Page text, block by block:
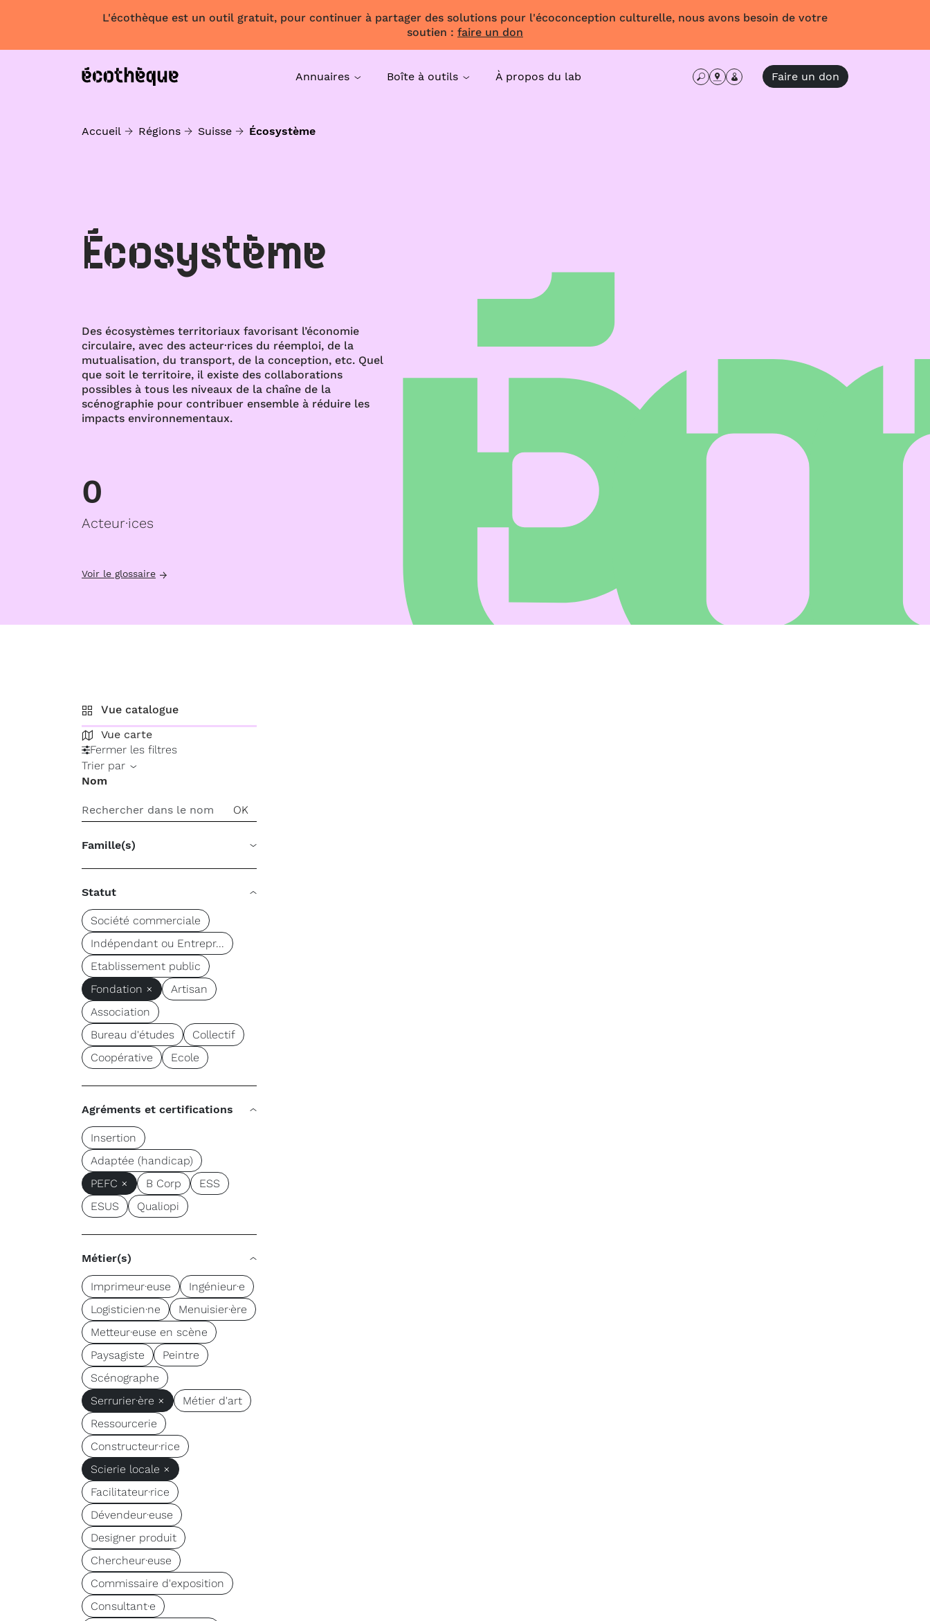
L'écothèque est un outil gratuit, pour continuer à partager des solutions pour l'écoconception culturelle, nous avons besoin de votre
soutien : faire un don
Annuaires Boîte à outils À propos du lab Faire un don
Accueil Régions Suisse Écosystème
Écosystème
Des écosystèmes territoriaux favorisant l’économie
circulaire, avec des acteur·rices du réemploi, de la
mutualisation, du transport, de la conception, etc. Quel
que soit le territoire, il existe des collaborations
possibles à tous les niveaux de la chaîne de la
scénographie pour contribuer ensemble à réduire les
impacts environnementaux.
0
Acteur·ices
Voir le glossaire
Vue catalogue
Vue carte
Fermer les filtres
Trier par
Nom
Famille(s)
Statut
Société commerciale
Indépendant ou Entrepr...
Etablissement public
Fondation ×
Artisan
Association
Bureau d'études
Collectif
Coopérative
Ecole
Agréments et certifications
Insertion
Adaptée (handicap)
PEFC ×
B Corp
ESS
ESUS
Qualiopi
Métier(s)
Imprimeur·euse
Ingénieur·e
Logisticien·ne
Menuisier·ère
Metteur·euse en scène
Paysagiste
Peintre
Scénographe
Serrurier·ère ×
Métier d'art
Ressourcerie
Constructeur·rice
Scierie locale ×
Facilitateur·rice
Dévendeur·euse
Designer produit
Chercheur·euse
Commissaire d'exposition
Consultant·e